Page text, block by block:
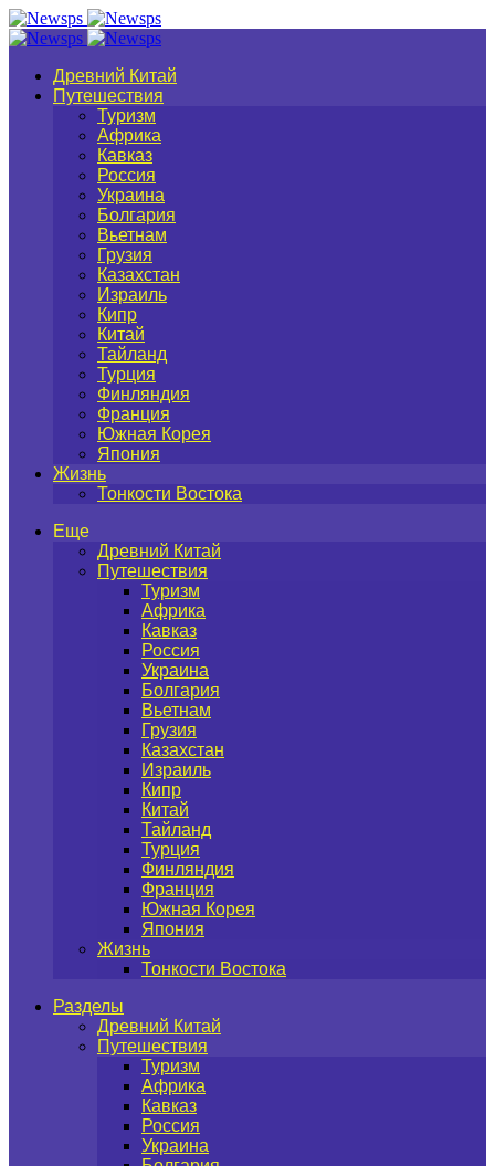
Древний Китай
Путешествия
Туризм
Африка
Кавказ
Россия
Украина
Болгария
Вьетнам
Грузия
Казахстан
Израиль
Кипр
Китай
Тайланд
Турция
Финляндия
Франция
Южная Корея
Япония
Жизнь
Тонкости Востока
Еще
Древний Китай
Путешествия
Туризм
Африка
Кавказ
Россия
Украина
Болгария
Вьетнам
Грузия
Казахстан
Израиль
Кипр
Китай
Тайланд
Турция
Финляндия
Франция
Южная Корея
Япония
Жизнь
Тонкости Востока
Разделы
Древний Китай
Путешествия
Туризм
Африка
Кавказ
Россия
Украина